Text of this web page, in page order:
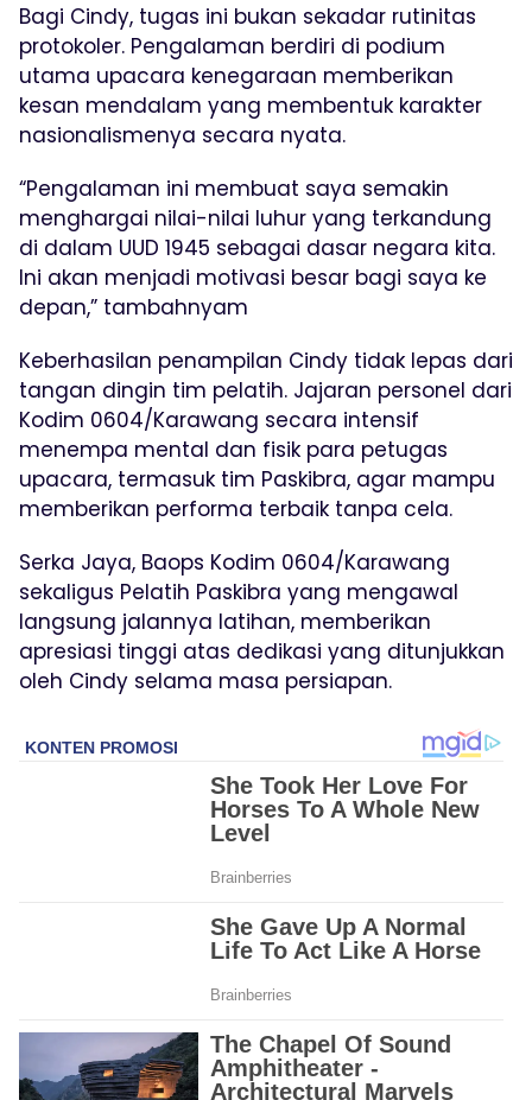
Bagi Cindy, tugas ini bukan sekadar rutinitas
protokoler. Pengalaman berdiri di podium
utama upacara kenegaraan memberikan
kesan mendalam yang membentuk karakter
nasionalismenya secara nyata.
“Pengalaman ini membuat saya semakin
menghargai nilai-nilai luhur yang terkandung
di dalam UUD 1945 sebagai dasar negara kita.
Ini akan menjadi motivasi besar bagi saya ke
depan,” tambahnyam
Keberhasilan penampilan Cindy tidak lepas dari
tangan dingin tim pelatih. Jajaran personel dari
Kodim 0604/Karawang secara intensif
menempa mental dan fisik para petugas
upacara, termasuk tim Paskibra, agar mampu
memberikan performa terbaik tanpa cela.
Serka Jaya, Baops Kodim 0604/Karawang
sekaligus Pelatih Paskibra yang mengawal
langsung jalannya latihan, memberikan
apresiasi tinggi atas dedikasi yang ditunjukkan
oleh Cindy selama masa persiapan.